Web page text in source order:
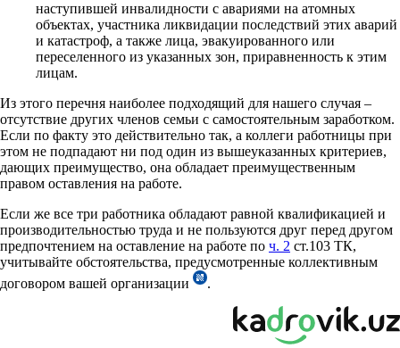
наступившей инвалидности с авариями на атомных
объектах, участника ликвидации последствий этих аварий
и катастроф, а также лица, эвакуированного или
переселенного из указанных зон, приравненность к этим
лицам.
Из этого перечня наиболее подходящий для нашего случая –
отсутствие других членов семьи с самостоятельным заработком.
Если по факту это действительно так, а коллеги работницы при
этом не подпадают ни под один из вышеуказанных критериев,
дающих преимущество, она обладает преимущественным
правом оставления на работе.
Если же все три работника обладают равной квалификацией и
производительностью труда и не пользуются друг перед другом
предпочтением на оставление на работе по ч. 2 ст.103 ТК,
учитывайте обстоятельства, предусмотренные коллективным
договором вашей организации
.